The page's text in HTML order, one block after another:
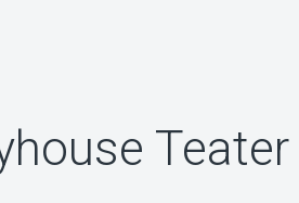
Teater